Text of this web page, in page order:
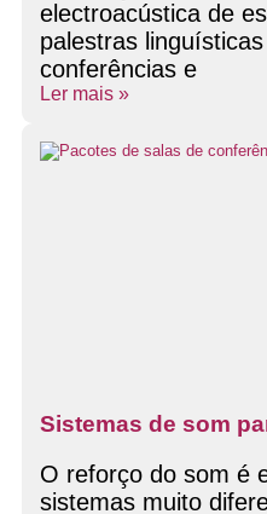
electroacústica de
palestras
conferências e
Ler mais »
Sistemas de som
O reforço do som é
sistemas muito